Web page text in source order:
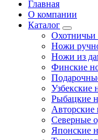
Главная
О компании
Каталог
Ножи
Ножи из
Финские
Узбекские
Рыбацкие
Авторские
Северные
Японские